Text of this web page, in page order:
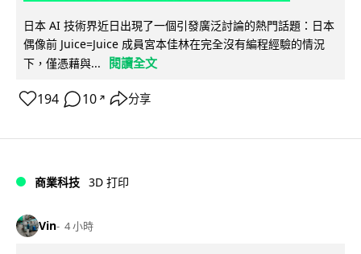
日本 AI 技術界近日出現了一個引發廣泛討論的熱門話題：日本
偶像前 Juice=Juice 成員宮本佳林在完全沒有編程經驗的情況
下，僅憑藉與...
閱讀全文
194 10 ↗ 分享
商業科技 3D 打印
Vin 4 小時